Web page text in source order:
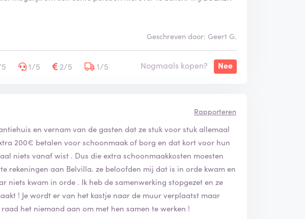
Geschreven door: Geert G.
1/5 2/5 1/5 Nogmaals kopen? Nee
Rapporteren
en vernam van de gasten dat ze stuk voor stuk allemaal
200€ betalen voor schoonmaak of borg en dat kort voor hun
niets vanaf wist . Dus die extra schoonmaakkosten moesten
rekeningen aan Belvilla. ze beloofden mij dat is in orde kwam en
niets kwam in orde . Ik heb de samenwerking stopgezet en ze
! Je wordt er van het kastje naar de muur verplaatst maar
het niemand aan om met hen samen te werken !